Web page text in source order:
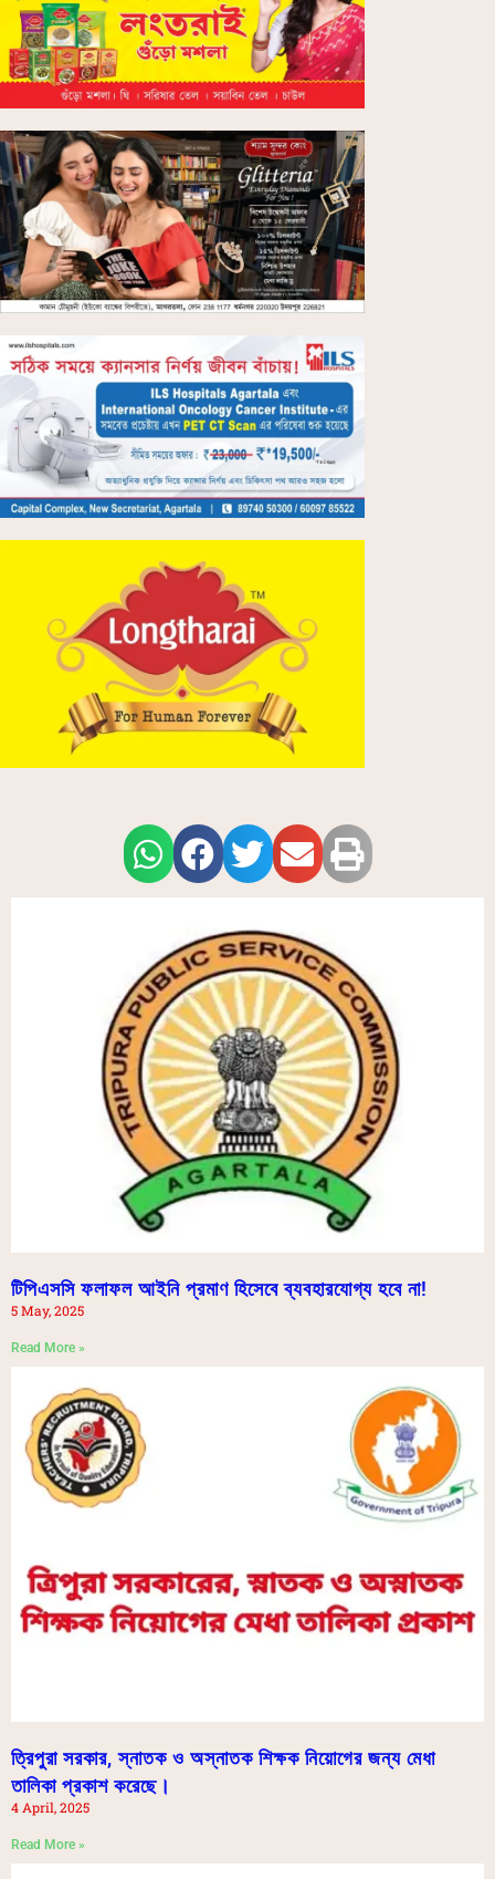
টিপিএসসি ফলাফল আইনি প্রমাণ হিসেবে ব্যবহারযোগ্য হবে না!
5 May, 2025
Read More »
ত্রিপুরা সরকার, স্নাতক ও অস্নাতক শিক্ষক নিয়োগের জন্য মেধা
তালিকা প্রকাশ করেছে।
4 April, 2025
Read More »